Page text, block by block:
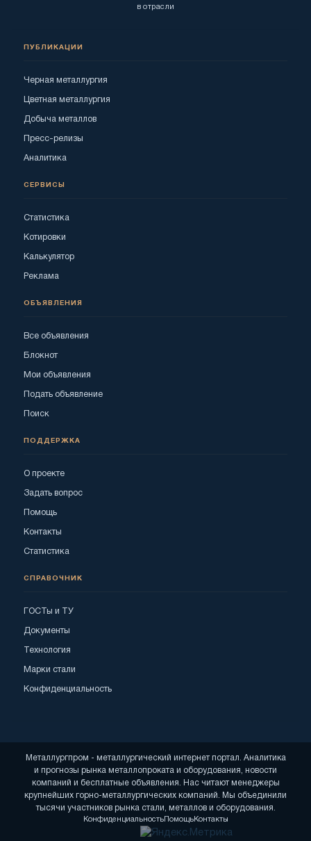
в отрасли
ПУБЛИКАЦИИ
Черная металлургия
Цветная металлургия
Добыча металлов
Пресс-релизы
Аналитика
СЕРВИСЫ
Статистика
Котировки
Калькулятор
Реклама
ОБЪЯВЛЕНИЯ
Все объявления
Блокнот
Мои объявления
Подать объявление
Поиск
ПОДДЕРЖКА
О проекте
Задать вопрос
Помощь
Контакты
Статистика
СПРАВОЧНИК
ГОСТы и ТУ
Документы
Технология
Марки стали
Конфиденциальность
Металлургпром - металлургический интернет портал. Аналитика
и прогнозы рынка металлопроката и оборудования, новости
компаний и бесплатные объявления. Нас читают менеджеры
крупнейших горно-металлургических компаний. Мы объединили
тысячи участников рынка стали, металлов и оборудования.
КонфиденциальностьПомощьКонтакты